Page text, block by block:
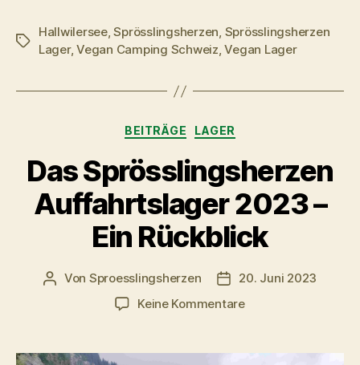
Schlagwörter
Hallwilersee,Sprösslingsherzen, Sprösslingsherzen
Lager,Vegan Camping Schweiz,Vegan Lager
Kategorien
BEITRÄGE LAGER
Das Sprösslingsherzen
Auffahrtslager 2023 –
Ein Rückblick
Beitragsautor
Von Sproesslingsherzen
20. Juni 2023
Keine Kommentarezu
Auffahrtslager